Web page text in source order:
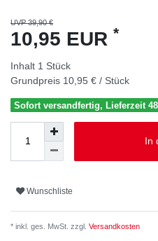
UVP 39,90 €
10,95 EUR *
Inhalt 1 Stück
Grundpreis 10,95 € / Stück
Sofort versandfertig, Lieferzeit
In
Wunschliste
* inkl. ges. MwSt. zzgl. Versandkosten